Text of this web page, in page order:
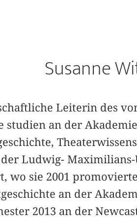
Susanne
Leiterin des
an der
Ludwig-
wo sie 2001
an der
2013 an der